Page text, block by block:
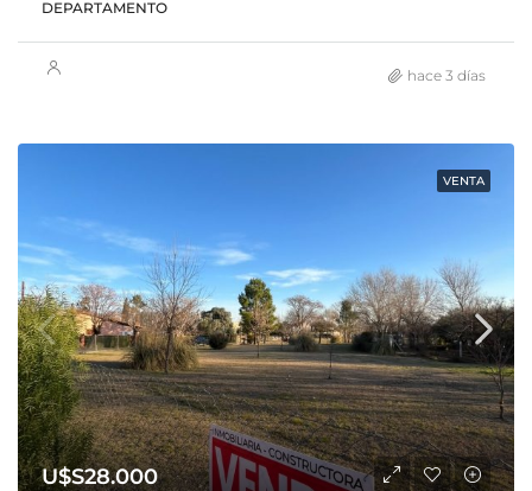
DEPARTAMENTO
hace 3 días
VENTA
U$S28.000